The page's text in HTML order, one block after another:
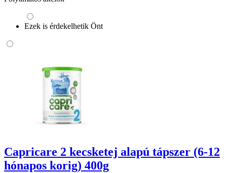
Ezek is érdekelhetik Önt
Capricare 2 kecsketej alapú tápszer (6-12
hónapos korig) 400g